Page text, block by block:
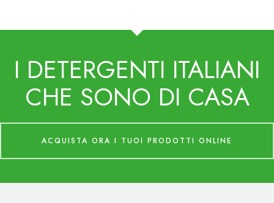
I DETERGENTI ITALIANI
CHE SONO DI CASA
ACQUISTA ORA I TUOI PRODOTTI ONLINE